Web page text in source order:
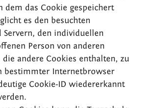
dem das Cookie gespeichert
es den besuchten
Servern, den individuellen
Person von anderen
andere Cookies enthalten, zu
bestimmter Internetbrowser
Cookie-ID wiedererkannt